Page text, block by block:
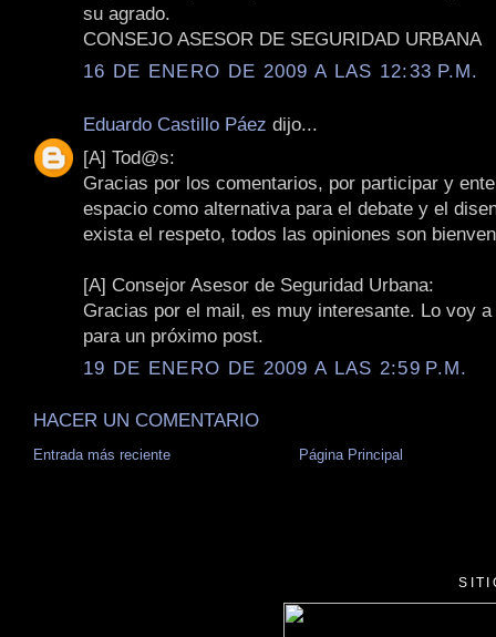
su agrado.
CONSEJO ASESOR DE SEGURIDAD URBANA
16 DE ENERO DE 2009 A LAS 12:33 P.M.
Eduardo Castillo Páez dijo...
[A] Tod@s:
Gracias por los comentarios, por participar y
espacio como alternativa para el debate y el
exista el respeto, todos las opiniones son
[A] Consejor Asesor de Seguridad Urbana:
Gracias por el mail, es muy interesante. Lo voy
para un próximo post.
19 DE ENERO DE 2009 A LAS 2:59 P.M.
HACER UN COMENTARIO
Entrada más reciente Página Principal